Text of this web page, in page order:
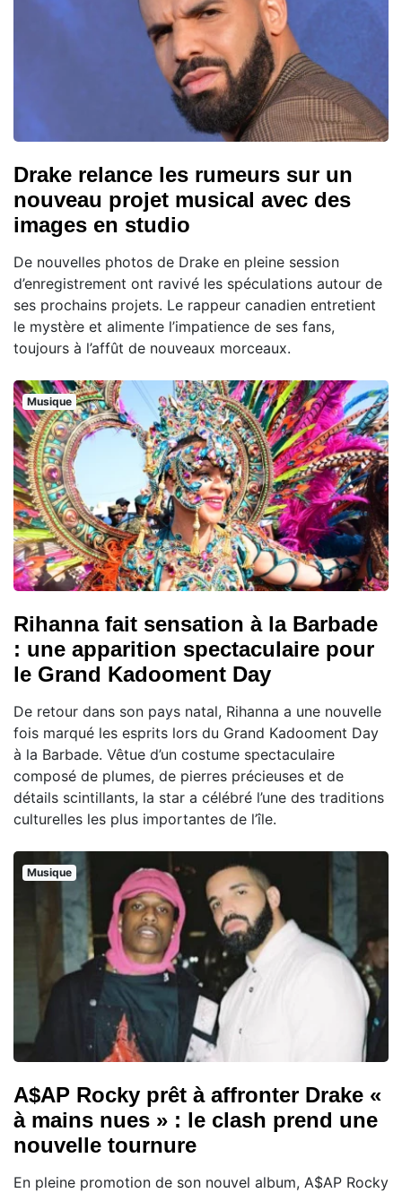
Drake relance les rumeurs sur un
nouveau projet musical avec des
images en studio
De nouvelles photos de Drake en pleine session
d’enregistrement ont ravivé les spéculations autour de
ses prochains projets. Le rappeur canadien entretient
le mystère et alimente l’impatience de ses fans,
toujours à l’affût de nouveaux morceaux.
Musique
Rihanna fait sensation à la Barbade
: une apparition spectaculaire pour
le Grand Kadooment Day
De retour dans son pays natal, Rihanna a une nouvelle
fois marqué les esprits lors du Grand Kadooment Day
à la Barbade. Vêtue d’un costume spectaculaire
composé de plumes, de pierres précieuses et de
détails scintillants, la star a célébré l’une des traditions
culturelles les plus importantes de l’île.
Musique
A$AP Rocky prêt à affronter Drake «
à mains nues » : le clash prend une
nouvelle tournure
En pleine promotion de son nouvel album, A$AP Rocky